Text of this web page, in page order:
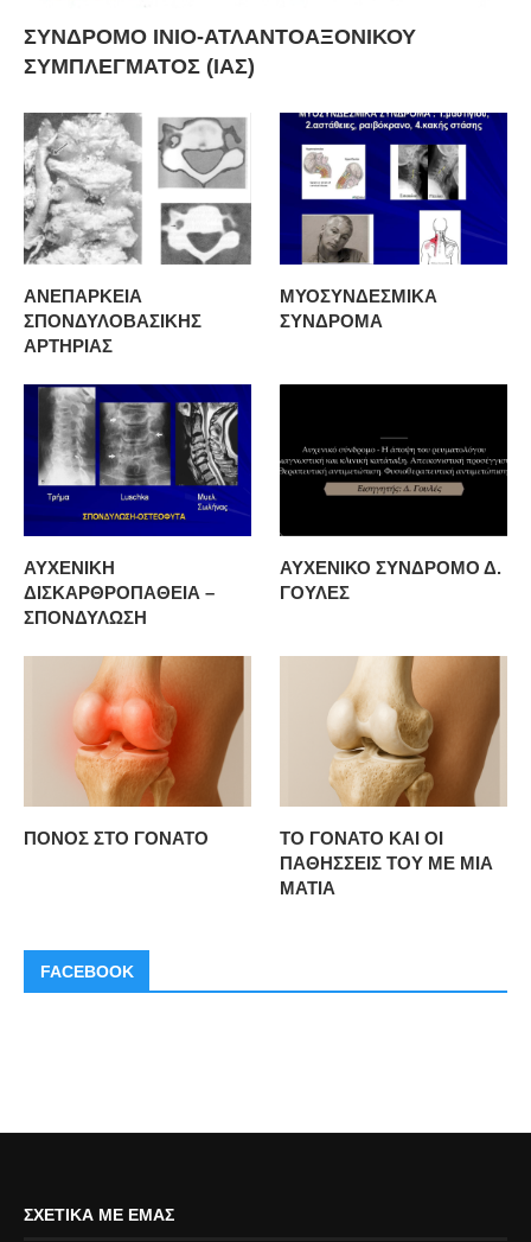
ΣΥΝΔΡΟΜΟ ΙΝΙΟ-ΑΤΛΑΝΤΟΑΞΟΝΙΚΟΥ
ΣΥΜΠΛΕΓΜΑΤΟΣ (ΙΑΣ)
ΑΝΕΠΑΡΚΕΙΑ
ΣΠΟΝΔΥΛΟΒΑΣΙΚΗΣ
ΑΡΤΗΡΙΑΣ
ΜΥΟΣΥΝΔΕΣΜΙΚΑ
ΣΥΝΔΡΟΜΑ
ΑΥΧΕΝΙΚΗ
ΔΙΣΚΑΡΘΡΟΠΑΘΕΙΑ –
ΣΠΟΝΔΥΛΩΣΗ
ΑΥΧΕΝΙΚΟ ΣΥΝΔΡΟΜΟ Δ.
ΓΟΥΛΕΣ
ΠΟΝΟΣ ΣΤΟ ΓΟΝΑΤΟ
ΤΟ ΓΟΝΑΤΟ ΚΑΙ ΟΙ
ΠΑΘΗΣΣΕΙΣ ΤΟΥ ΜΕ ΜΙΑ
ΜΑΤΙΑ
FACEBOOK
ΣΧΕΤΙΚΆ ΜΕ ΕΜΆΣ